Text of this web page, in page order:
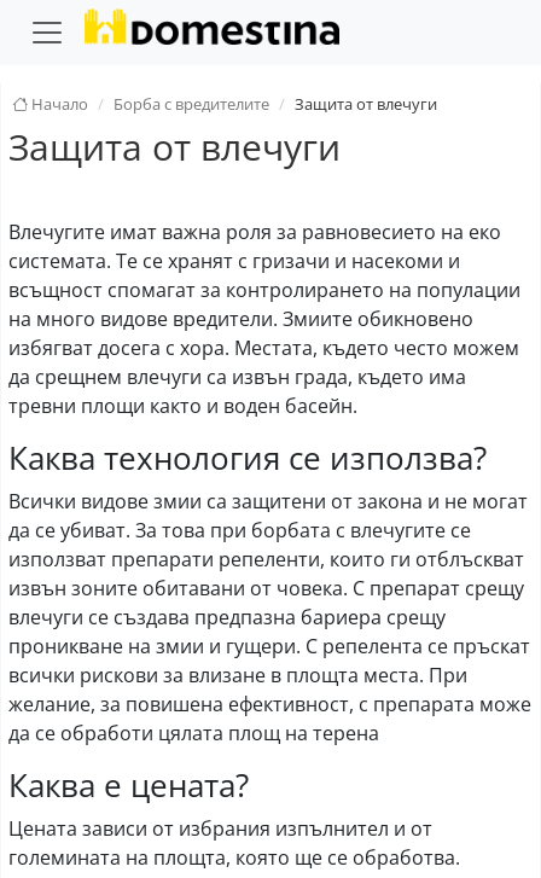
Начало Борба с вредителите Защита от влечуги
Защита от влечуги
Влечугите имат важна роля за равновесието на еко
системата. Те се хранят с гризачи и насекоми и
всъщност спомагат за контролирането на популации
на много видове вредители. Змиите обикновено
избягват досега с хора. Местата, където често можем
да срещнем влечуги са извън града, където има
тревни площи както и воден басейн.
Каква технология се използва?
Всички видове змии са защитени от закона и не могат
да се убиват. За това при борбата с влечугите се
използват препарати репеленти, които ги отблъскват
извън зоните обитавани от човека. С препарат срещу
влечуги се създава предпазна бариера срещу
проникване на змии и гущери. С репелента се пръскат
всички рискови за влизане в площта места. При
желание, за повишена ефективност, с препарата може
да се обработи цялата площ на терена
Каква е цената?
Цената зависи от избрания изпълнител и от
големината на площта, която ще се обработва.